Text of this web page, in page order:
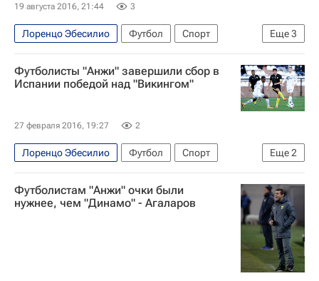
19 августа 2016, 21:44 3
Еще3
Лоренцо Эбесилио Футбол
Спорт
РПЛ 2026-2027 (Чемпионат России по футболу)
Анжи
Рубин
Футболисты "Анжи" завершили сбор в
Испании победой над "Викингом"
27 февраля 2016, 19:27 2
Еще2
Лоренцо Эбесилио Футбол
Спорт
товарищеские матчи
Анжи
Футболистам "Анжи" очки были
нужнее, чем "Динамо" - Агаларов